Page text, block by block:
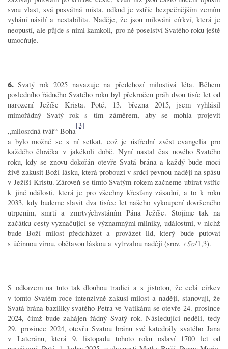
svou vlast, svá posvátná místa, odkud je vstříc bezpečnějším zemím
vyhání násilí a nestabilita. Naděje, že jsou milováni církví, která je
neopustí, ale půjde s nimi kamkoli, pro ně poselství Svatého roku ještě
umocňuje.
6. Svatý rok 2025 navazuje na předchozí milostivá léta. Během
posledního řádného Svatého roku byl překročen práh dvou tisíc let od
narození Ježíše Krista. Poté, 13. března 2015, jsem vyhlásil
mimořádný Svatý rok s tím záměrem, aby se mohla projevit
„milosrdná tvář“ Boha
[3]
a bylo možné se s ní setkat, což je ústřední zvěst evangelia pro
každého člověka v jakékoli době. Nyní nastal čas nového Svatého
roku, kdy se znovu dokořán otevře Svatá brána a každý bude moci
živě zakusit Boží lásku, která probouzí v srdci pevnou naději na spásu
v Ježíši Kristu. Zároveň se tímto Svatým rokem začneme ubírat vstříc
k jiné události, která je pro všechny křesťany zásadní, a to k roku
2033, kdy budeme slavit dva tisíce let našeho vykoupení dovršeného
utrpením, smrtí a zmrtvýchvstáním Pána Ježíše. Stojíme tak na
začátku cesty vyznačující se významnými milníky, událostmi, v nichž
bude Boží milost předcházet a provázet lid, který bude putovat
s účinnou vírou, obětavou láskou a vytrvalou nadějí (srov. 1 Sol1,3).
S odkazem na tuto tak dlouhou tradici a s jistotou, že celá církev
v tomto Svatém roce intenzivně zakusí milost a naději, stanovuji, že
Svatá brána baziliky svatého Petra ve Vatikánu se otevře 24. prosince
2024, čímž bude zahájen řádný Svatý rok. Následující neděli, tedy
29. prosince 2024, otevřu Svatou bránu své katedrály svatého Jana
v Lateránu, která 9. listopadu tohoto roku oslaví 1700 let od